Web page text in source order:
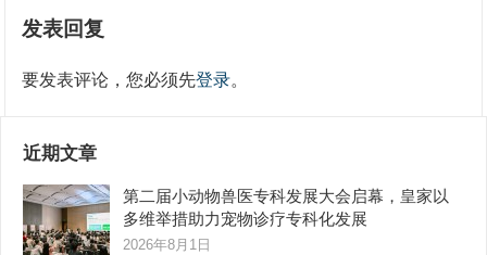
发表回复
要发表评论，您必须先登录。
近期文章
第二届小动物兽医专科发展大会启幕，皇家以
多维举措助力宠物诊疗专科化发展
2026年8月1日